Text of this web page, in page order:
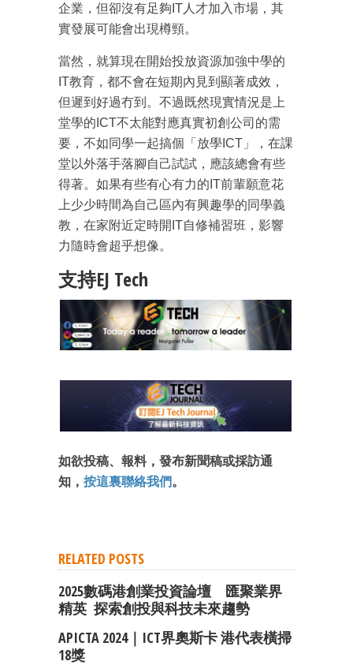
企業，但卻沒有足夠IT人才加入市場，其
實發展可能會出現樽頸。
當然，就算現在開始投放資源加強中學的
IT教育，都不會在短期內見到顯著成效，
但遲到好過冇到。不過既然現實情況是上
堂學的ICT不太能對應真實初創公司的需
要，不如同學一起搞個「放學ICT」，在課
堂以外落手落腳自己試試，應該總會有些
得著。如果有些有心有力的IT前輩願意花
上少少時間為自己區內有興趣學的同學義
教，在家附近定時開IT自修補習班，影響
力隨時會超乎想像。
支持EJ Tech
如欲投稿、報料，發布新聞稿或採訪通
知， 按這裏聯絡我們。
RELATED POSTS
2025數碼港創業投資論壇 匯聚業界
精英 探索創投與科技未來趨勢
APICTA 2024｜ICT界奧斯卡 港代表橫掃
18獎
成為 EJ Tech 會員
最新資訊（附創業懶人包）
箱！